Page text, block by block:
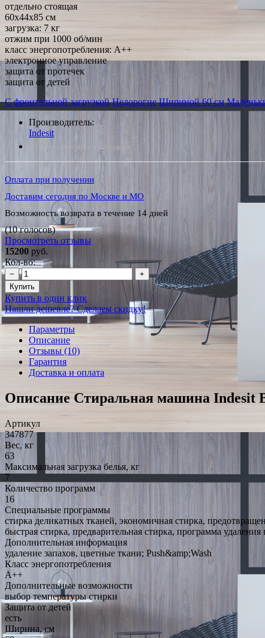
отдельно стоящая
60x44x85 см
загрузка: 7 кг
отжим при 1000 об/мин
класс энергопотребления: A++
электронное управление
защита от протечек
защита от детей
С фронтальной загрузкой Недорогие Шириной 60 см
Производитель:
Indesit
*Наличие уточняйте у менеджера
Оплата при получении
Доставим сегодня по Москве и МО
Возможность возврата в течение 14 дней
(10 голосов)
Просмотреть отзывы
15200 руб.
Кол-во:
−
+
Купить
Купить в один клик
Нашли дешевле? Сделаем скидку!
Параметры
Описание
Отзывы (10)
Гарантия
Доставка и оплата
Описание Стиральная машина Indesit
Артикул
347877
Вес, кг
63
Максимальная загрузка белья, кг
7
Количество программ
16
Специальные программы
стирка деликатных тканей, экономичная стирка,
быстрая стирка, предварительная стирка, программа удаления
Дополнительная информация
удаление запахов, цветные ткани; Push&amp;Wash
Класс энергопотребления
A++
Дополнительные возможности
выбор температуры стирки
Защита от детей
есть
Ширина, см